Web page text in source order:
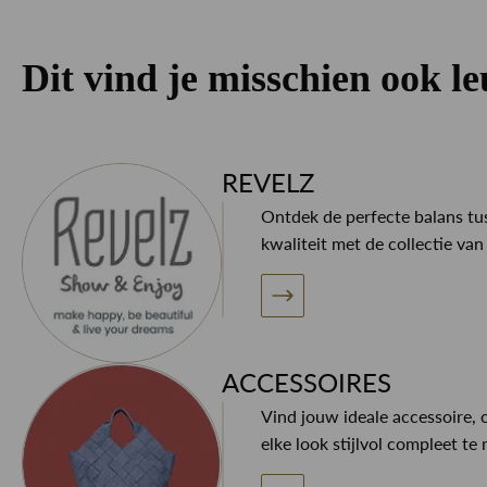
Dit vind je misschien ook
REVELZ
Ontdek de perfecte balans
kwaliteit met de collectie van
ACCESSOIRES
Vind jouw ideale accessoire,
elke look stijlvol compleet te